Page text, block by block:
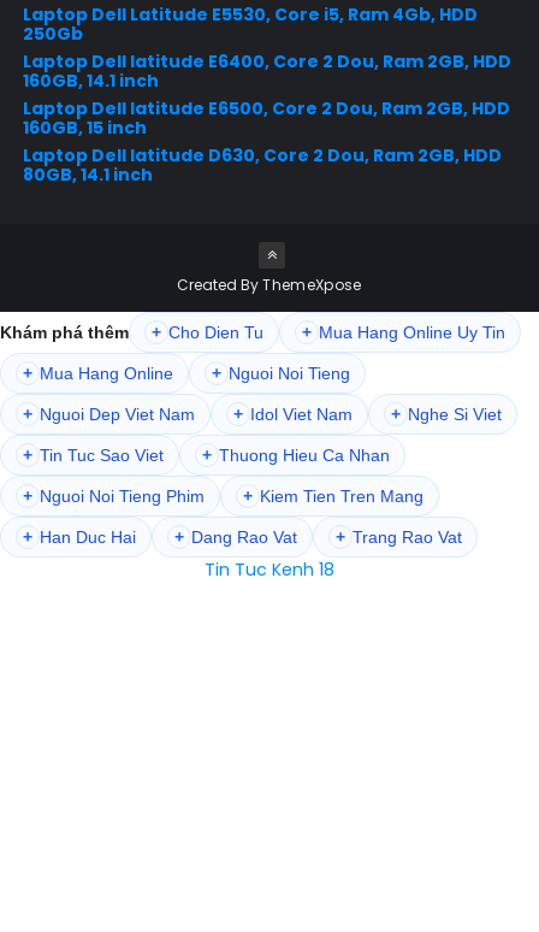
Laptop Dell Latitude E5530, Core i5, Ram 4Gb, HDD
250Gb
Laptop Dell latitude E6400, Core 2 Dou, Ram 2GB, HDD
160GB, 14.1 inch
Laptop Dell latitude E6500, Core 2 Dou, Ram 2GB, HDD
160GB, 15 inch
Laptop Dell latitude D630, Core 2 Dou, Ram 2GB, HDD
80GB, 14.1 inch
Created ByThemeXpose
Khám phá thêm + Cho Dien Tu + Mua Hang Online Uy Tin
+ Mua Hang Online + Nguoi Noi Tieng
+ Nguoi Dep Viet Nam + Idol Viet Nam + Nghe Si Viet
+ Tin Tuc Sao Viet + Thuong Hieu Ca Nhan
+ Nguoi Noi Tieng Phim + Kiem Tien Tren Mang
+ Han Duc Hai + Dang Rao Vat + Trang Rao Vat
Tin Tuc Kenh 18